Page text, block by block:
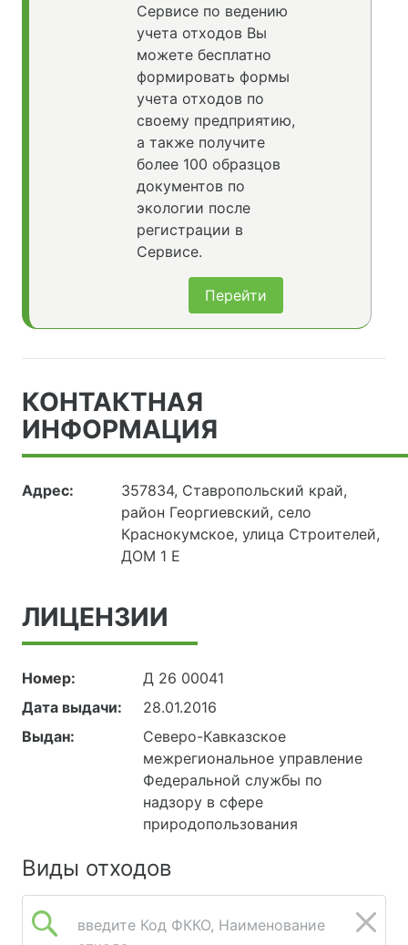
Сервисе по ведению
учета отходов Вы
можете бесплатно
формировать формы
учета отходов по
своему предприятию,
а также получите
более 100 образцов
документов по
экологии после
регистрации в
Сервисе.
Перейти
КОНТАКТНАЯ
ИНФОРМАЦИЯ
Адрес:
357834, Ставропольский край,
район Георгиевский, село
Краснокумское, улица Строителей,
ДОМ 1 Е
ЛИЦЕНЗИИ
Номер:
Д 26 00041
Дата выдачи:
28.01.2016
Выдан:
Северо-Кавказское
межрегиональное управление
Федеральной службы по
надзору в сфере
природопользования
Виды отходов
введите Код ФККО, Наименование